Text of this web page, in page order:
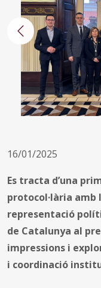
Anterior
16/01/2025
Es tracta d’una
protocol·lària amb
representació
de Catalunya al
impressions i
i coordinació